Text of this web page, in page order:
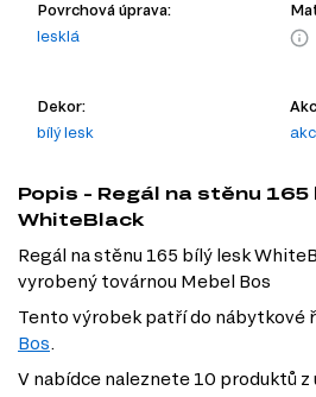
Povrchová úprava:
lesklá
Dekor:
bílý lesk
Popis - Regál na stěnu 165
WhiteBlack
Regál na stěnu 165 bílý lesk
vyrobený továrnou Mebel Bos
Tento výrobek patří do nábytkové
Bos.
V nabídce naleznete 10 produktů z